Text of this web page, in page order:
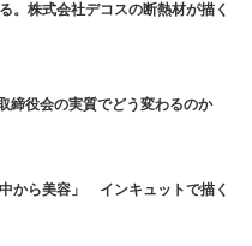
。株式会社デコスの断熱材が描く
締役会の実質でどう変わるのか
から美容」 インキュットで描く